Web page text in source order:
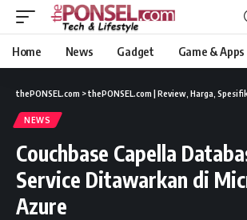
Home News Gadget Game & Apps
thePONSEL.com >thePONSEL.com | Review, Harga,
NEWS
Couchbase Capella
Service Ditawarkan di
Azure